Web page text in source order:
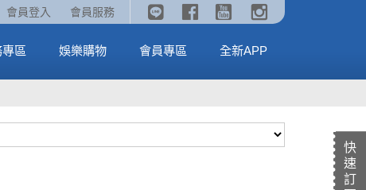
會員登入 會員服務
火熱預售中《汪汪隊立大功：恐龍大電影》
《劇場版吉伊卡哇》🥤威秀獨家電影套餐🥤
全台熱賣中
MORE
區 娛樂購物 會員專區 全新APP
快
速
訂